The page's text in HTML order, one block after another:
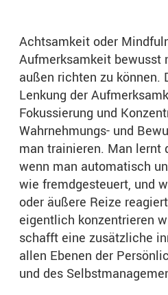
Achtsamkeit oder
Aufmerksamkeit bewusst
außen richten zu können.
Lenkung der
Fokussierung und
Wahrnehmungs- und
man trainieren. Man lernt
wenn man automatisch
wie fremdgesteuert, und
oder äußere Reize
eigentlich konzentrieren
schafft eine zusätzliche
allen Ebenen der
und des